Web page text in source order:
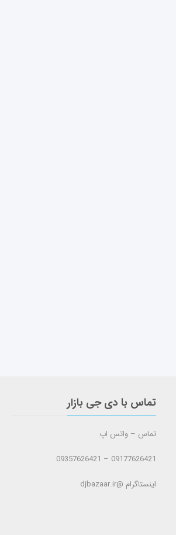
تماس با دی جی بازار
تماس – واتس اپ
09177626421 – 09357626421
اینستاگرام @djbazaar.ir